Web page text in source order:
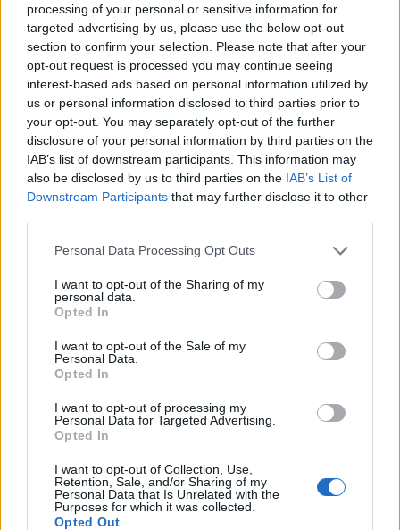
processing of your personal or sensitive information for
targeted advertising by us, please use the below opt-out
section to confirm your selection. Please note that after your
opt-out request is processed you may continue seeing
interest-based ads based on personal information utilized by
us or personal information disclosed to third parties prior to
your opt-out. You may separately opt-out of the further
disclosure of your personal information by third parties on the
IAB’s list of downstream participants. This information may
also be disclosed by us to third parties on the IAB’s List of
Downstream Participants that may further disclose it to other
Personal Data Processing Opt Outs
I want to opt-out of the Sharing of my
personal data.
Opted In
I want to opt-out of the Sale of my
Personal Data.
Opted In
I want to opt-out of processing my
Personal Data for Targeted Advertising.
Opted In
I want to opt-out of Collection, Use,
Retention, Sale, and/or Sharing of my
Personal Data that Is Unrelated with the
Purposes for which it was collected.
Opted Out